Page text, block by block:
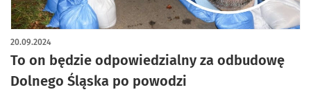
To on będzie odpowiedzialny za odbudowę
Dolnego Śląska po powodzi
20.09.2024